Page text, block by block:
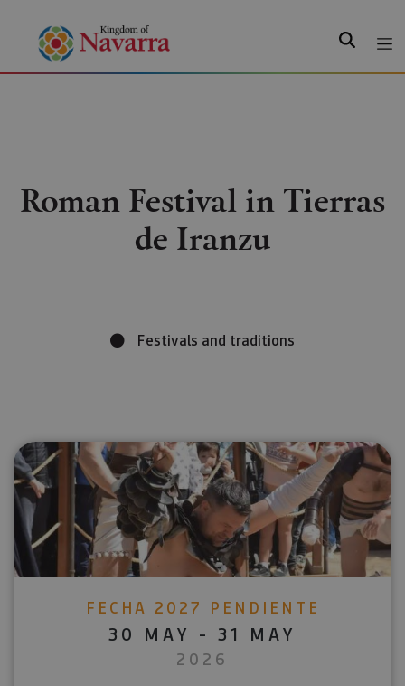
Search
Roman Festival in Tierras
de Iranzu
Festivals and traditions
FECHA 2027 PENDIENTE
30 MAY - 31 MAY
2026